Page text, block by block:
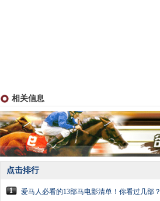
相关信息
点击排行
1
爱马人必看的13部马电影清单！你看过几部？